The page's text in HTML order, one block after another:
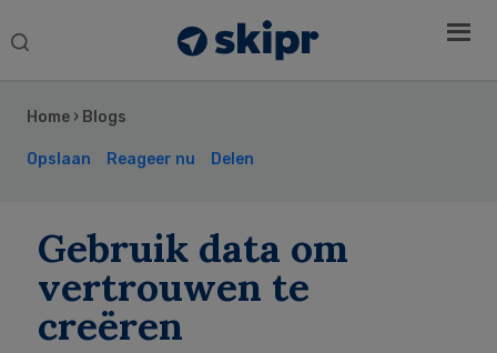
Search
Home › Blogs
Opslaan Reageer nu Delen
Gebruik data om
vertrouwen te
creëren
Sidebar